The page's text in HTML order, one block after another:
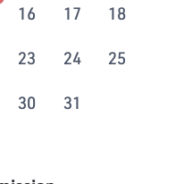
16 17 18
23 24 25
30 31